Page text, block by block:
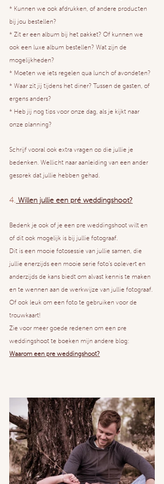
* Kunnen we ook afdrukken, of andere producten
bij jou bestellen?
* Zit er een album bij het pakket? Of kunnen we
ook een luxe album bestellen? Wat zijn de
mogelijkheden?
* Moeten we iets regelen qua lunch of avondeten?
* Waar zit jij tijdens het diner? Tussen de gasten, of
ergens anders?
* Heb jij nog tips voor onze dag, als je kijkt naar
onze planning?
Schrijf vooral ook extra vragen op die jullie je
bedenken. Wellicht naar aanleiding van een ander
gesprek dat jullie hebben gehad.
4. Willen jullie een pré weddingshoot?
Bedenk je ook of je een pre weddingshoot wilt en
of dit ook mogelijk is bij jullie fotograaf.
Dit is een mooie fotosessie van jullie samen, die
jullie enerzijds een mooie serie foto’s oplevert en
anderzijds de kans biedt om alvast kennis te maken
en te wennen aan de werkwijze van jullie fotograaf.
Of ook leuk om een foto te gebruiken voor de
trouwkaart!
Zie voor meer goede redenen om een pre
weddingshoot te boeken mijn andere blog:
Waarom een pre weddingshoot?